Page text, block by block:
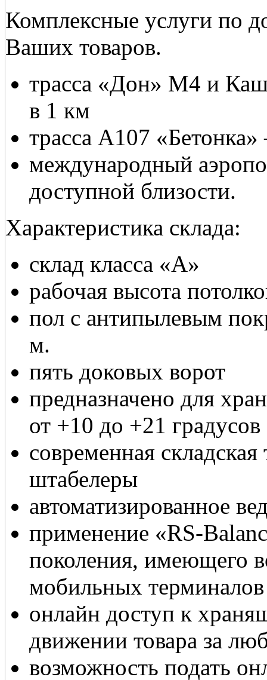
Комплексные услуги по
Ваших товаров.
трасса «Дон» М4 и
в 1 км
трасса А107
международный
доступной близости.
Характеристика склада:
склад класса «А»
рабочая высота
пол с антипылевым
м.
пять доковых ворот
предназначено для
от +10 до +21 градусов
современная
штабелеры
автоматизированное
применение «RS-
поколения, имеющего
мобильных
онлайн доступ к
движении товара за
возможность подать